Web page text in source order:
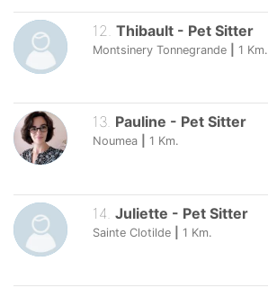
12. Thibault - Pet Sitter
Montsinery Tonnegrande 1 Km.
13. Pauline - Pet Sitter
Noumea 1 Km.
14 Juliette - Pet Sitter
Sainte Clotilde 1 Km.